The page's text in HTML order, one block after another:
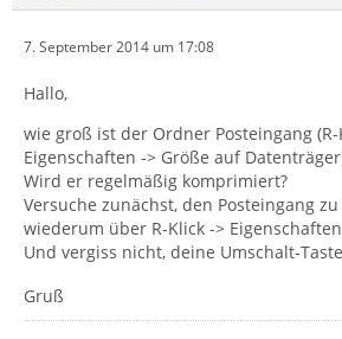
7. September 2014 um 17:08
Hallo,
wie groß ist der Ordner Posteingang (R-
Eigenschaften -> Größe auf
Wird er regelmäßig komprimiert?
Versuche zunächst, den Posteingang
wiederum über R-Klick ->
Und vergiss nicht, deine Umschalt-
Gruß